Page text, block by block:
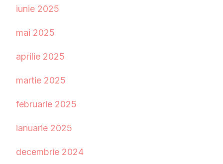
iunie 2025
mai 2025
aprilie 2025
martie 2025
februarie 2025
ianuarie 2025
decembrie 2024